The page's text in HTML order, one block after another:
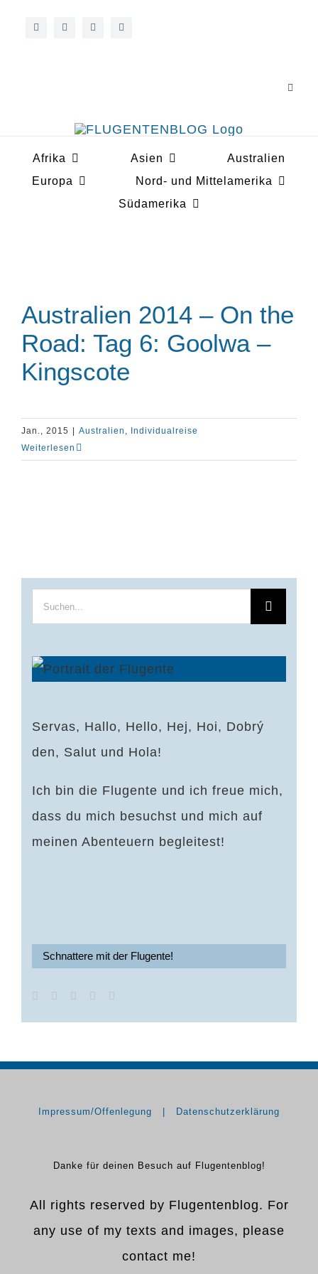
Toggle
Afrika Asien
Australien
Europa
Nord- und Mittelamerika
Südamerika
Australien 2014 – On the
Road: Tag 6: Goolwa –
Kingscote
Jan., 2015 Australien ,
Individualreise
Weiterlesen
Suche
nach:
Servas, Hallo, Hello, Hej, Hoi, Dobrý
den, Salut und Hola!
Ich bin die Flugente und ich freue mich,
dass du mich besuchst und mich auf
meinen Abenteuern begleitest!
Schnattere mit der Flugente!
Impressum/Offenlegung Datenschutzerklärung
Danke für deinen Besuch auf Flugentenblog!
All rights reserved by Flugentenblog. For
any use of my texts and images, please
contact me!